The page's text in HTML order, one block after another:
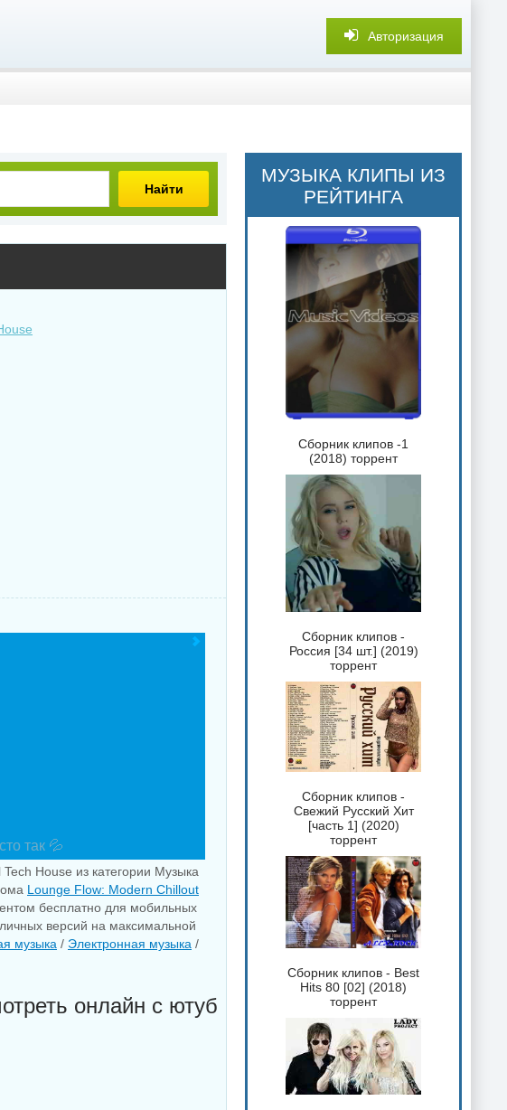
Авторизация
Найти
так 💦
House из категории Музыка
Lounge Flow: Modern Chillout
бесплатно для мобильных
версий на максимальной
музыка / Электронная музыка /
онлайн с ютуб
МУЗЫКА КЛИПЫ ИЗ
РЕЙТИНГА
Сборник клипов -1
(2018) торрент
Сборник клипов -
Россия [34 шт.] (2019)
торрент
Сборник клипов -
Свежий Русский Хит
[часть 1] (2020)
торрент
Сборник клипов - Best
Hits 80 [02] (2018)
торрент